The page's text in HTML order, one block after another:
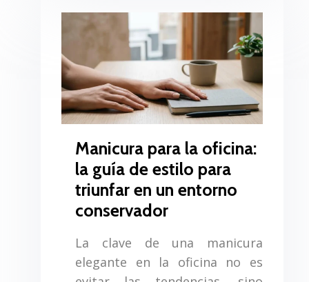
Manicura para la oficina:
la guía de estilo para
triunfar en un entorno
conservador
La clave de una manicura
elegante en la oficina no es